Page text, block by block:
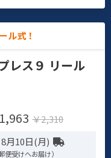
ル式！
レス９ リール
1,963 ￥2,310
月10日(月)
便受けへお届け）